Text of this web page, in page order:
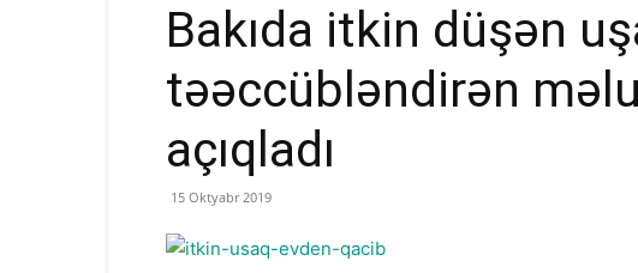
Bakıda itkin düşən
təəccübləndirən
açıqladı
15 Oktyabr 2019